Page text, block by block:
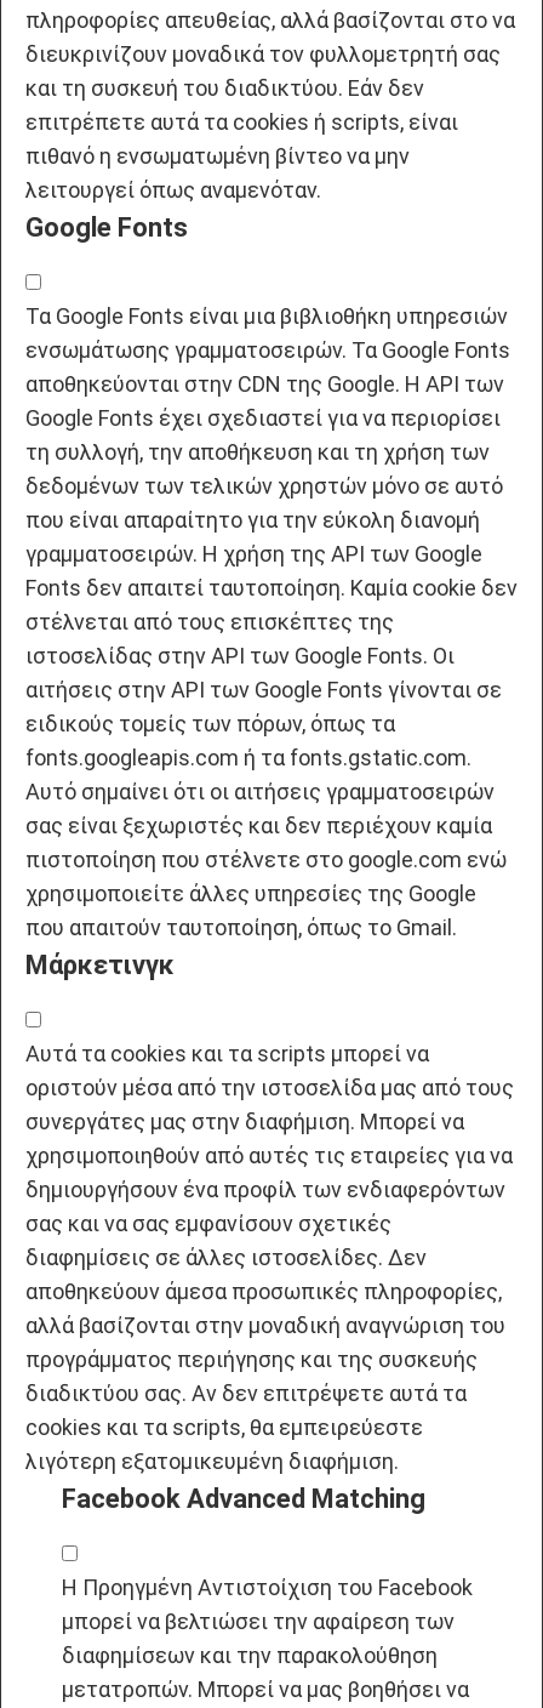
πληροφορίες απευθείας, αλλά βασίζονται στο να
διευκρινίζουν μοναδικά τον φυλλομετρητή σας
και τη συσκευή του διαδικτύου. Εάν δεν
επιτρέπετε αυτά τα cookies ή scripts, είναι
πιθανό η ενσωματωμένη βίντεο να μην
λειτουργεί όπως αναμενόταν.
Google Fonts
Τα Google Fonts είναι μια βιβλιοθήκη υπηρεσιών
ενσωμάτωσης γραμματοσειρών. Τα Google Fonts
αποθηκεύονται στην CDN της Google. Η API των
Google Fonts έχει σχεδιαστεί για να περιορίσει
τη συλλογή, την αποθήκευση και τη χρήση των
δεδομένων των τελικών χρηστών μόνο σε αυτό
που είναι απαραίτητο για την εύκολη διανομή
γραμματοσειρών. Η χρήση της API των Google
Fonts δεν απαιτεί ταυτοποίηση. Καμία cookie δεν
στέλνεται από τους επισκέπτες της
ιστοσελίδας στην API των Google Fonts. Οι
αιτήσεις στην API των Google Fonts γίνονται σε
ειδικούς τομείς των πόρων, όπως τα
fonts.googleapis.com ή τα fonts.gstatic.com.
Αυτό σημαίνει ότι οι αιτήσεις γραμματοσειρών
σας είναι ξεχωριστές και δεν περιέχουν καμία
πιστοποίηση που στέλνετε στο google.com ενώ
χρησιμοποιείτε άλλες υπηρεσίες της Google
που απαιτούν ταυτοποίηση, όπως το Gmail.
Μάρκετινγκ
Αυτά τα cookies και τα scripts μπορεί να
οριστούν μέσα από την ιστοσελίδα μας από τους
συνεργάτες μας στην διαφήμιση. Μπορεί να
χρησιμοποιηθούν από αυτές τις εταιρείες για να
δημιουργήσουν ένα προφίλ των ενδιαφερόντων
σας και να σας εμφανίσουν σχετικές
διαφημίσεις σε άλλες ιστοσελίδες. Δεν
αποθηκεύουν άμεσα προσωπικές πληροφορίες,
αλλά βασίζονται στην μοναδική αναγνώριση του
προγράμματος περιήγησης και της συσκευής
διαδικτύου σας. Αν δεν επιτρέψετε αυτά τα
cookies και τα scripts, θα εμπειρεύεστε
λιγότερη εξατομικευμένη διαφήμιση.
Facebook Advanced Matching
Η Προηγμένη Αντιστοίχιση του Facebook
μπορεί να βελτιώσει την αφαίρεση των
διαφημίσεων και την παρακολούθηση
μετατροπών. Μπορεί να μας βοηθήσει να